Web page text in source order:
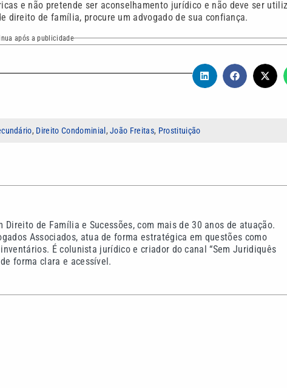
e não pretende ser aconselhamento jurídico e não deve ser
direito de família, procure um advogado de sua confiança.
após a publicidade
, Direito Condominial ,João Freitas, Prostituição
de Família e Sucessões, com mais de 30 anos de atuação.
Associados, atua de forma estratégica em questões como
É colunista jurídico e criador do canal “Sem Juridiquês
forma clara e acessível.